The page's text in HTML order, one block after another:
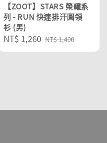
【ZOOT】STARS 榮耀系
列 - RUN 快速排汗圓領
衫 (男)
Sale
price
NT$ 1,260 Regular
price
NT$ 1,400